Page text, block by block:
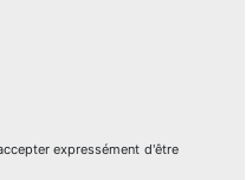
sur le site Géorisques :
expressément d'être